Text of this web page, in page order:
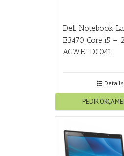
Dell Notebook
E3470 Core i5 –
AGWE-DC041
Details
PEDIR